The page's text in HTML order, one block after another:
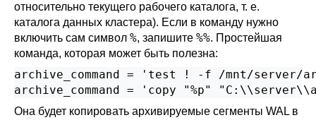
относительно текущего рабочего каталога, т. е.
каталога данных кластера). Если в команду нужно
включить сам символ %, запишите %%. Простейшая
команда, которая может быть полезна:
archive_command = 'test ! -f /mnt/server/
archive_command = 'copy "%p"
Она будет копировать архивируемые сегменты WAL в